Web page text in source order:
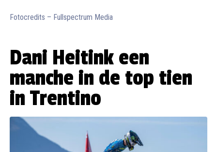
Fotocredits – Fullspectrum Media
Dani Heitink een
manche in de top tien
in Trentino